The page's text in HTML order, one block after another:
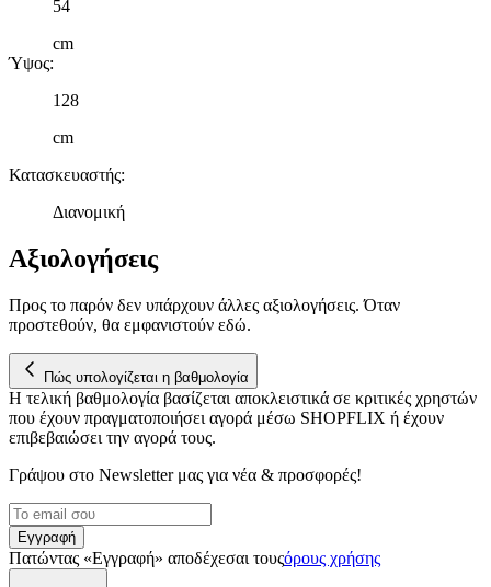
54
cm
Ύψος:
128
cm
Κατασκευαστής:
Διανομική
Αξιολογήσεις
Προς το παρόν δεν υπάρχουν άλλες αξιολογήσεις. Όταν
προστεθούν, θα εμφανιστούν εδώ.
Πώς υπολογίζεται η βαθμολογία
Η τελική βαθμολογία βασίζεται αποκλειστικά σε κριτικές χρηστών
που έχουν πραγματοποιήσει αγορά μέσω SHOPFLIX ή έχουν
επιβεβαιώσει την αγορά τους.
Γράψου στο Νewsletter μας για νέα & προσφορές!
Εγγραφή
Πατώντας «Εγγραφή» αποδέχεσαι τουςόρους χρήσης